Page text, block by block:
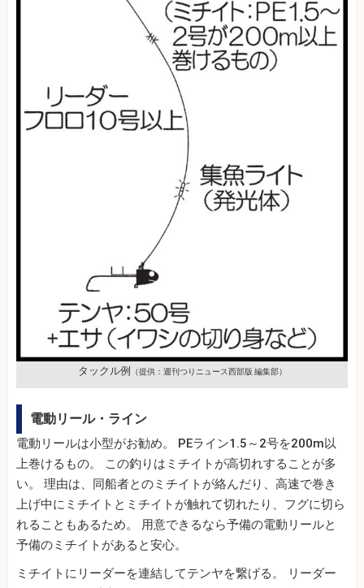
タックル例 （提供：週刊つりニュース西部版 編集部）
電動リール・ライン
電動リールは小型がお勧め。 PEライン1.5～2号を200m以
上巻けるもの。 この釣りはミチイトが高切れすることが多
い。 理由は、同船者とのミチイトが絡んだり、高速で巻き
上げ中にミチイトとミチイトが触れて切れたり、フグに切ら
れることもあるため。 用意できるなら予備の電動リールと
予備のミチイトがあると安心。
ミチイトにリーダーを連結してテンヤを繋げる。 リーダー